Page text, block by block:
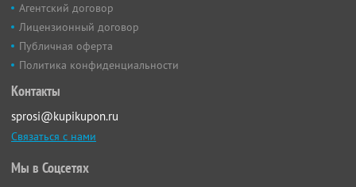
Агентский договор
Лицензионный договор
Публичная оферта
Политика конфиденциальности
Контакты
sprosi@kupikupon.ru
Связаться с нами
Мы в Соцсетях